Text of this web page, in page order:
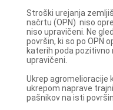
Stroški urejanja
načrtu (OPN) niso
niso upravičeni. Ne
površin, ki so po OPN
katerih poda pozitivno
upravičeni.
Ukrep agromelioracije
ukrepom naprave
pašnikov na isti